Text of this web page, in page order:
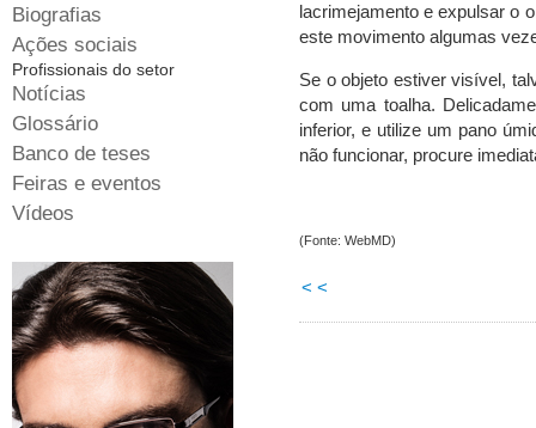
lacrimejamento e expulsar o
este movimento algumas
Se o objeto estiver visível,
com uma toalha.
inferior, e utilize um pano
não funcionar, procure
(Fonte: WebMD)
< <
Biografias
Ações sociais
Profissionais do setor
Notícias
Glossário
Banco de teses
Feiras e eventos
Vídeos